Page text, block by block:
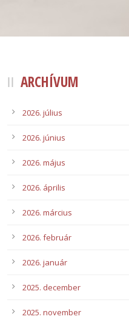
ARCHÍVUM
2026. július
2026. június
2026. május
2026. április
2026. március
2026. február
2026. január
2025. december
2025. november